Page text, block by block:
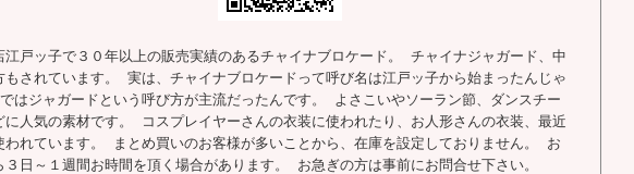
江戸ッ子で３０年以上の販売実績のあるチャイナブロケード。 チャイナジャガード、中
もされています。 実は、チャイナブロケードって呼び名は江戸ッ子から始まったんじゃ
はジャガードという呼び方が主流だったんです。 よさこいやソーラン節、ダンスチー
に人気の素材です。 コスプレイヤーさんの衣装に使われたり、お人形さんの衣装、最近
われています。 まとめ買いのお客様が多いことから、在庫を設定しておりません。 お
日～１週間お時間を頂く場合があります。 お急ぎの方は事前にお問合せ下さい。